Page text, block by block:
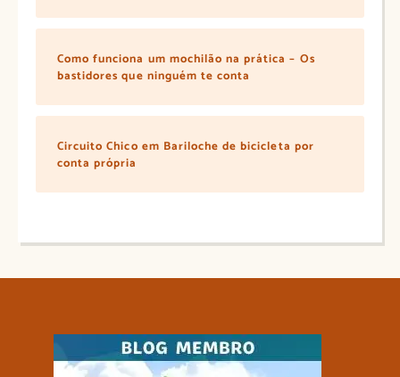
Como funciona um mochilão na prática – Os
bastidores que ninguém te conta
Circuito Chico em Bariloche de bicicleta por
conta própria